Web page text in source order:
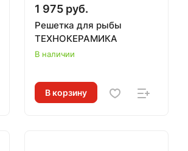
1 975 руб.
Решетка для рыбы
ТЕХНОКЕРАМИКА
В наличии
В корзину